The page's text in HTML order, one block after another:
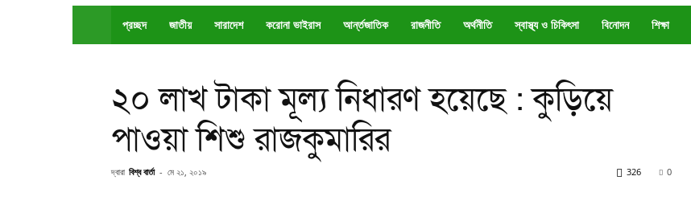
প্রচ্ছদ জাতীয় সারাদেশ করোনা ভাইরাস আর্ন্তজাতিক রাজনীতি অর্থনীতি স্বাস্থ্য ও চিকিৎসা বিনোদন শিক্ষা
২০ লাখ টাকা মূল্য নিধারণ হয়েছে : কুড়িয়ে
পাওয়া শিশু রাজকুমারির
দ্বারা বিশ্ব বার্তা - মে ২১, ২০১৯ 0
326